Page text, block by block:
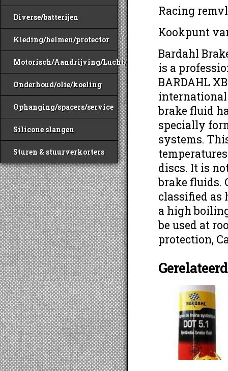
Diverse/batterijen
Kleding/helmen/protector
Motorisch/Aandrijving/Lucht/Benzine
Onderhoud/olie/koeling
Ophanging/spacers/service
Silicone slangen
Sturen & stuurverkorters
Racing
Kookpunt
Bardahl
is a
BARDAHL
international
brake fluid
specially
systems.
discs. It is
brake fluids.
classified as
a high
be used at
protection,